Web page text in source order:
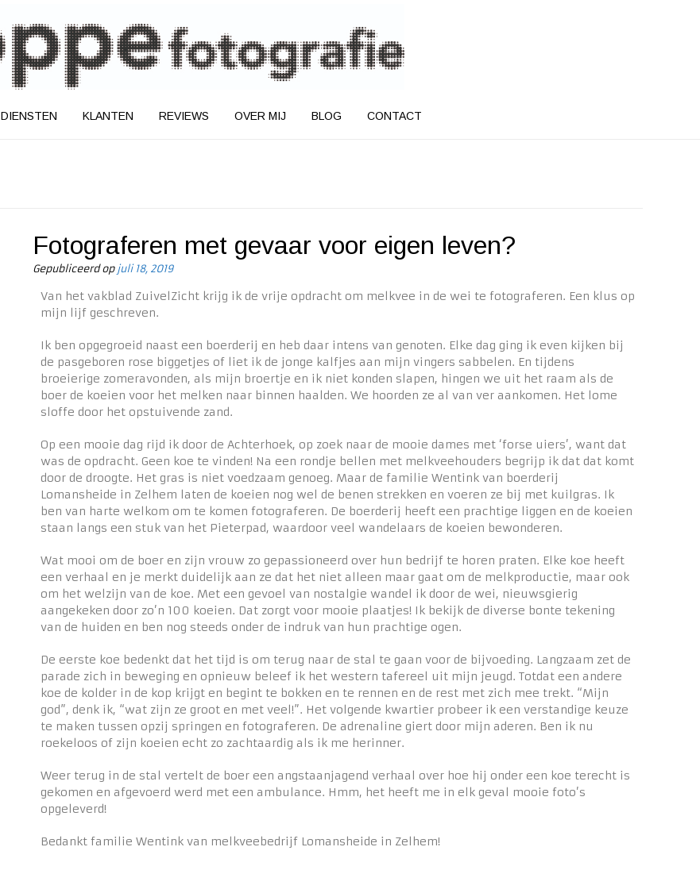
DIENSTEN KLANTEN REVIEWS OVER MIJ BLOG CONTACT
Fotograferen met gevaar voor eigen leven?
Gepubliceerd op juli 18, 2019
Van het vakblad ZuivelZicht krijg ik de vrije opdracht om melkvee in de wei te fotograferen. Een klus op
mijn lijf geschreven.
Ik ben opgegroeid naast een boerderij en heb daar intens van genoten. Elke dag ging ik even kijken bij
de pasgeboren rose biggetjes of liet ik de jonge kalfjes aan mijn vingers sabbelen. En tijdens
broeierige zomeravonden, als mijn broertje en ik niet konden slapen, hingen we uit het raam als de
boer de koeien voor het melken naar binnen haalden. We hoorden ze al van ver aankomen. Het lome
sloffe door het opstuivende zand.
Op een mooie dag rijd ik door de Achterhoek, op zoek naar de mooie dames met ‘forse uiers’, want dat
was de opdracht. Geen koe te vinden! Na een rondje bellen met melkveehouders begrijp ik dat dat komt
door de droogte. Het gras is niet voedzaam genoeg. Maar de familie Wentink van boerderij
Lomansheide in Zelhem laten de koeien nog wel de benen strekken en voeren ze bij met kuilgras. Ik
ben van harte welkom om te komen fotograferen. De boerderij heeft een prachtige liggen en de koeien
staan langs een stuk van het Pieterpad, waardoor veel wandelaars de koeien bewonderen.
Wat mooi om de boer en zijn vrouw zo gepassioneerd over hun bedrijf te horen praten. Elke koe heeft
een verhaal en je merkt duidelijk aan ze dat het niet alleen maar gaat om de melkproductie, maar ook
om het welzijn van de koe. Met een gevoel van nostalgie wandel ik door de wei, nieuwsgierig
aangekeken door zo’n 100 koeien. Dat zorgt voor mooie plaatjes! Ik bekijk de diverse bonte tekening
van de huiden en ben nog steeds onder de indruk van hun prachtige ogen.
De eerste koe bedenkt dat het tijd is om terug naar de stal te gaan voor de bijvoeding. Langzaam zet de
parade zich in beweging en opnieuw beleef ik het western tafereel uit mijn jeugd. Totdat een andere
koe de kolder in de kop krijgt en begint te bokken en te rennen en de rest met zich mee trekt. “Mijn
god”, denk ik, “wat zijn ze groot en met veel!”. Het volgende kwartier probeer ik een verstandige keuze
te maken tussen opzij springen en fotograferen. De adrenaline giert door mijn aderen. Ben ik nu
roekeloos of zijn koeien echt zo zachtaardig als ik me herinner.
Weer terug in de stal vertelt de boer een angstaanjagend verhaal over hoe hij onder een koe terecht is
gekomen en afgevoerd werd met een ambulance. Hmm, het heeft me in elk geval mooie foto’s
opgeleverd!
Bedankt familie Wentink van melkveebedrijf Lomansheide in Zelhem!